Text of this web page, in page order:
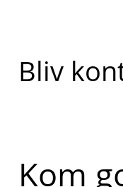
Bliv
Kom